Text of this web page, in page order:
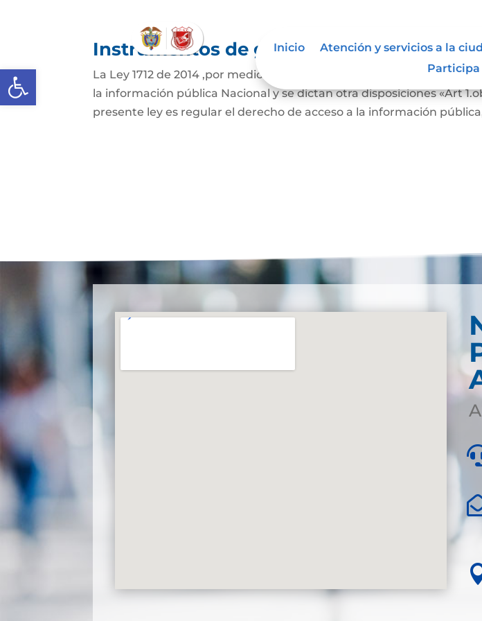
Abrir barra de herramientas
Inicio Atención y servicios a la
Participa
Instrumentos de gestión de la
La Ley 1712 de 2014 ,por medio de la cual se crea la ley de
la información pública Nacional y se dictan otra disposiciones «Art
presente ley es regular el derecho de acceso a la información